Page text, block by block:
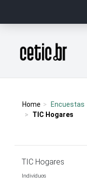
Página inicial
Home Encuestas
TIC Hogares
TIC Hogares
Indivíduos